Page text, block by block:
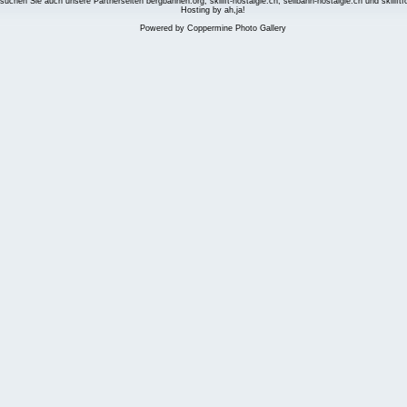
Hosting by ah,ja!
Powered by Coppermine Photo Gallery